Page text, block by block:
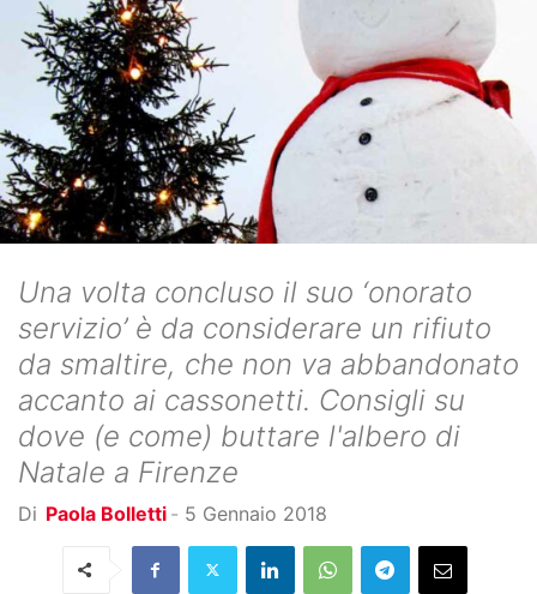
Una volta concluso il suo ‘onorato
servizio’ è da considerare un rifiuto
da smaltire, che non va abbandonato
accanto ai cassonetti. Consigli su
dove (e come) buttare l'albero di
Natale a Firenze
Di Paola Bolletti - 5 Gennaio 2018